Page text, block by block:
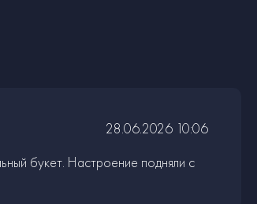
28.06.2026 10:06
букет. Настроение подняли с